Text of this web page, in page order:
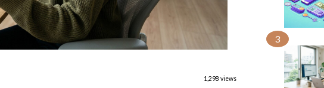
1,298 views
3